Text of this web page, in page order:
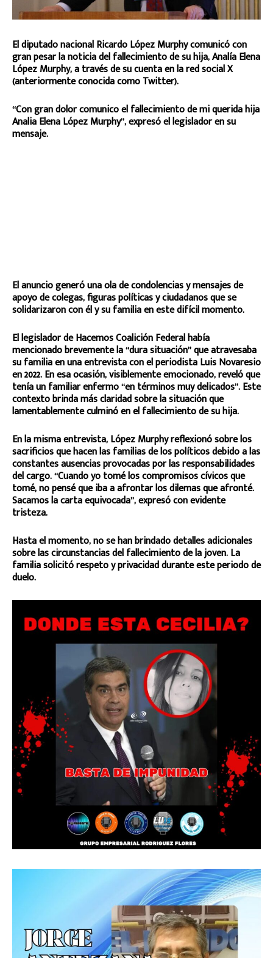
El diputado nacional Ricardo López Murphy comunicó con
gran pesar la noticia del fallecimiento de su hija, Analía Elena
López Murphy, a través de su cuenta en la red social X
(anteriormente conocida como Twitter).
“Con gran dolor comunico el fallecimiento de mi querida hija
Analia Elena López Murphy”, expresó el legislador en su
mensaje.
El anuncio generó una ola de condolencias y mensajes de
apoyo de colegas, figuras políticas y ciudadanos que se
solidarizaron con él y su familia en este difícil momento.
El legislador de Hacemos Coalición Federal había
mencionado brevemente la “dura situación” que atravesaba
su familia en una entrevista con el periodista Luis Novaresio
en 2022. En esa ocasión, visiblemente emocionado, reveló que
tenía un familiar enfermo “en términos muy delicados”. Este
contexto brinda más claridad sobre la situación que
lamentablemente culminó en el fallecimiento de su hija.
En la misma entrevista, López Murphy reflexionó sobre los
sacrificios que hacen las familias de los políticos debido a las
constantes ausencias provocadas por las responsabilidades
del cargo. “Cuando yo tomé los compromisos cívicos que
tomé, no pensé que iba a afrontar los dilemas que afronté.
Sacamos la carta equivocada”, expresó con evidente
tristeza.
Hasta el momento, no se han brindado detalles adicionales
sobre las circunstancias del fallecimiento de la joven. La
familia solicitó respeto y privacidad durante este periodo de
duelo.